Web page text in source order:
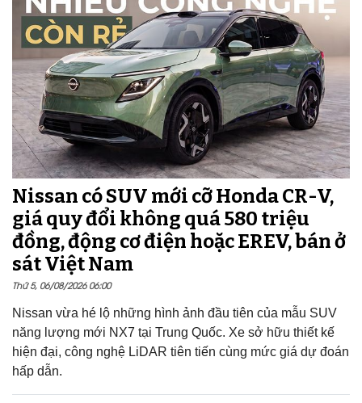
Nissan có SUV mới cỡ Honda CR-V,
giá quy đổi không quá 580 triệu
đồng, động cơ điện hoặc EREV, bán ở
sát Việt Nam
Thứ 5, 06/08/2026 06:00
Nissan vừa hé lộ những hình ảnh đầu tiên của mẫu SUV
năng lượng mới NX7 tại Trung Quốc. Xe sở hữu thiết kế
hiện đại, công nghệ LiDAR tiên tiến cùng mức giá dự đoán
hấp dẫn.